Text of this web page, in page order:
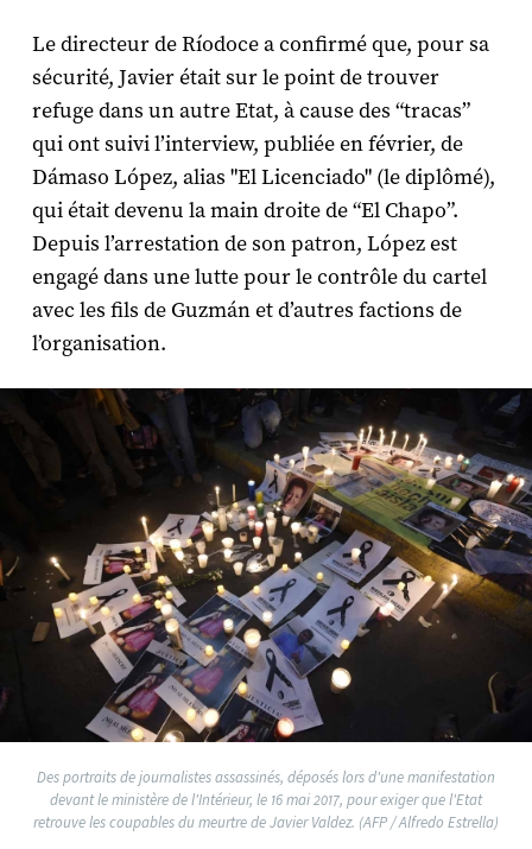
Le directeur de Ríodoce a confirmé que, pour sa
sécurité, Javier était sur le point de trouver
refuge dans un autre Etat, à cause des “tracas”
qui ont suivi l’interview, publiée en février, de
Dámaso López, alias "El Licenciado" (le diplômé),
qui était devenu la main droite de “El Chapo”.
Depuis l’arrestation de son patron, López est
engagé dans une lutte pour le contrôle du cartel
avec les fils de Guzmán et d’autres factions de
l’organisation.
Des portraits de journalistes assassinés, déposés lors d'une manifestation
devant le ministère de l'Intérieur, le 16 mai 2017, pour exiger que l'Etat
retrouve les coupables du meurtre de Javier Valdez. (AFP / Alfredo Estrella)